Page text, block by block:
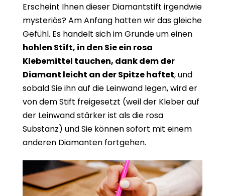
Erscheint Ihnen dieser Diamantstift irgendwie
mysteriös? Am Anfang hatten wir das gleiche
Gefühl. Es handelt sich im Grunde um einen
hohlen Stift, in den Sie ein rosa
Klebemittel tauchen, dank dem der
Diamant leicht an der Spitze haftet, und
sobald Sie ihn auf die Leinwand legen, wird er
von dem Stift freigesetzt (weil der Kleber auf
der Leinwand stärker ist als die rosa
Substanz) und Sie können sofort mit einem
anderen Diamanten fortgehen.